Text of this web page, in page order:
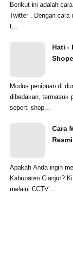
Berikut ini adalah
Twitter . Dengan
t...
Hati -
Modus penipuan di
dibedakan, termasuk
seperti shop...
Cara
Apakah Anda ingin
Kabupaten Cianjur?
melalui CCTV ...